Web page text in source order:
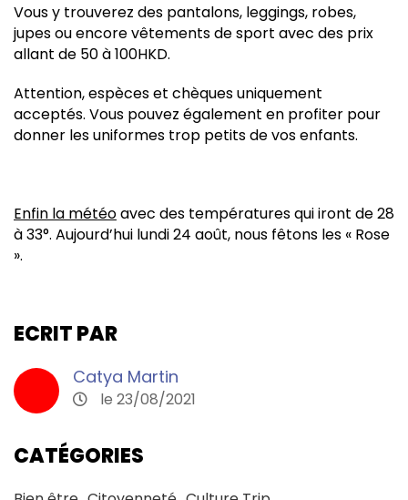
Vous y trouverez des pantalons, leggings, robes,
jupes ou encore vêtements de sport avec des prix
allant de 50 à 100HKD.
Attention, espèces et chèques uniquement
acceptés. Vous pouvez également en profiter pour
donner les uniformes trop petits de vos enfants.
Enfin la météoavec des températures qui iront de 28
à 33°. Aujourd’hui lundi 24 août, nous fêtons les « Rose
».
ECRIT PAR
Catya Martin
le 23/08/2021
CATÉGORIES